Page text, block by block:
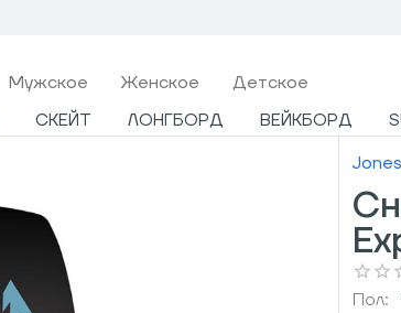
Мужcкое Женское Детское
СКЕЙТ ЛОНГБОРД ВЕЙКБОРД
Jones
Пол: